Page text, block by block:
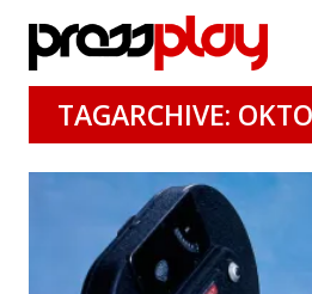
TAGARCHIVE: OKTO